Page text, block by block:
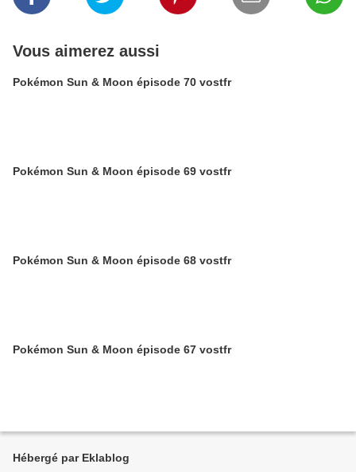
Vous aimerez aussi
Pokémon Sun & Moon épisode 70 vostfr
Pokémon Sun & Moon épisode 69 vostfr
Pokémon Sun & Moon épisode 68 vostfr
Pokémon Sun & Moon épisode 67 vostfr
Hébergé par Eklablog